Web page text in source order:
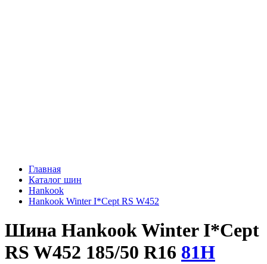
Главная
Каталог шин
Hankook
Hankook Winter I*Cept RS W452
Шина Hankook Winter I*Cept
RS W452 185/50 R16 81H